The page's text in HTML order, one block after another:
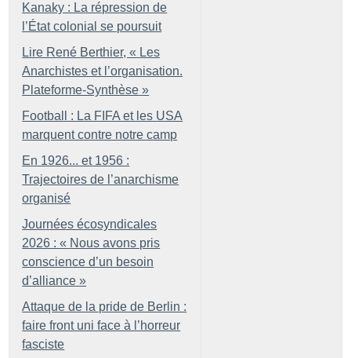
Kanaky : La répression de
l’État colonial se poursuit
Lire René Berthier, « Les
Anarchistes et l’organisation.
Plateforme-Synthèse »
Football : La FIFA et les USA
marquent contre notre camp
En 1926... et 1956 :
Trajectoires de l’anarchisme
organisé
Journées écosyndicales
2026 : « Nous avons pris
conscience d’un besoin
d’alliance »
Attaque de la pride de Berlin :
faire front uni face à l’horreur
fasciste